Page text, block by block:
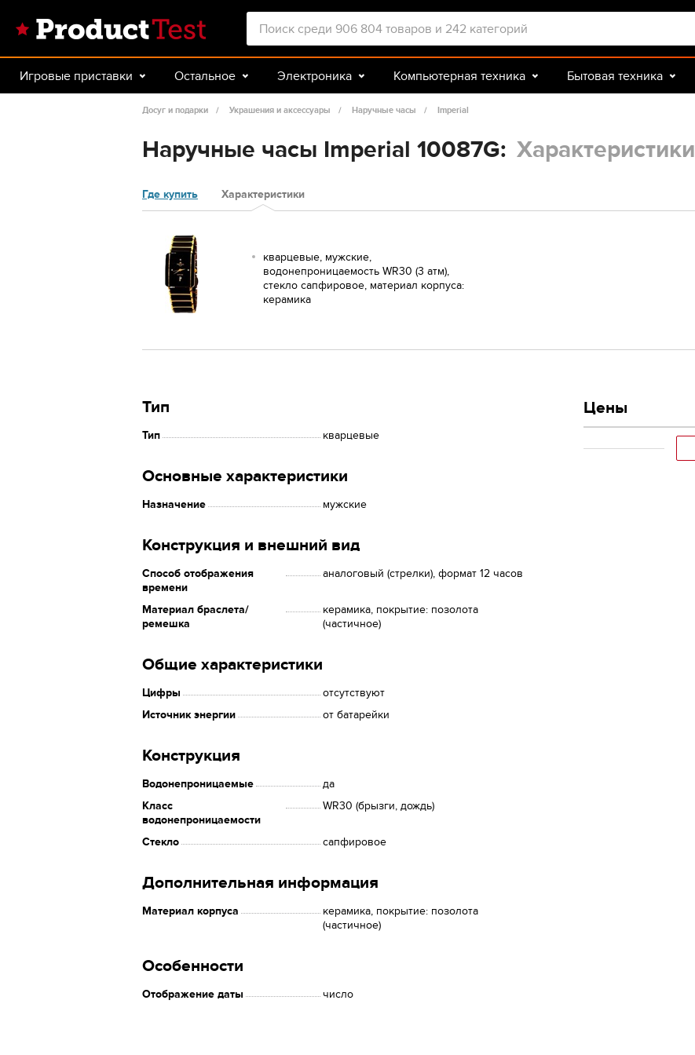
Игровые приставки Остальное Электроника Компьютерная техника Бытовая техника
Авто Спорт и туризм Досуг и подарки
Досуг и подарки Украшения и аксессуары Наручные часы Imperial
Наручные часы Imperial 10087G: Характеристики
Где купить Характеристики
кварцевые, мужские,
водонепроницаемость WR30 (3 атм),
стекло сапфировое, материал корпуса:
керамика
Тип
Тип кварцевые
Основные характеристики
Назначение мужские
Конструкция и внешний вид
Способ отображения
времени
аналоговый (стрелки), формат 12 часов
Материал браслета/
ремешка
керамика, покрытие: позолота
(частичное)
Общие характеристики
Цифры
отсутствуют
Источник энергии
от батарейки
Конструкция
Водонепроницаемые
да
Класс
водонепроницаемости
WR30 (брызги, дождь)
Стекло сапфировое
Дополнительная информация
Материал корпуса
керамика, покрытие: позолота
(частичное)
Особенности
Отображение даты число
Цены